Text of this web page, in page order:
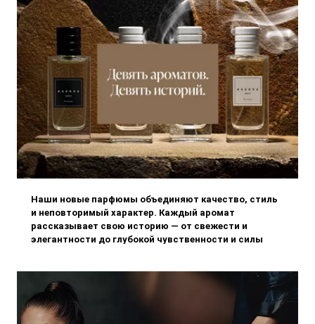
Наши новые парфюмы объединяют качество, стиль
и неповторимый характер. Каждый аромат
рассказывает свою историю — от свежести и
элегантности до глубокой чувственности и силы